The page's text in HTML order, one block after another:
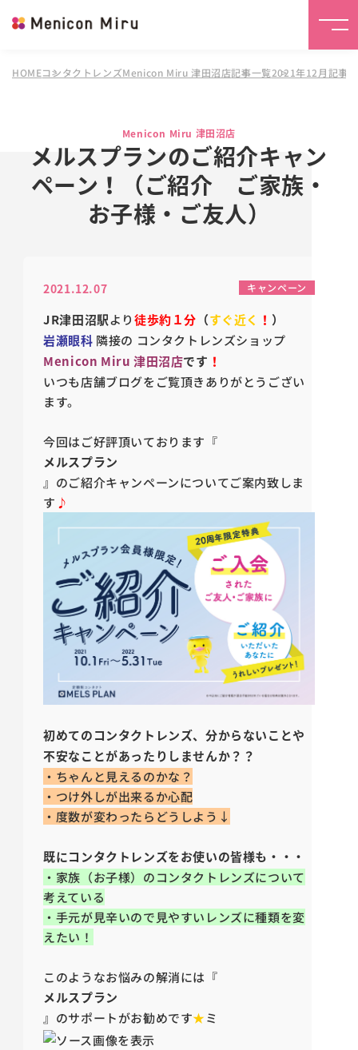
HOMEコンタクトレンズMenicon Miru 津田沼店記事一覧2021年12月記事
Menicon Miru 津田沼店
メルスプランのご紹介キャン
ペーン！（ご紹介 ご家族・
お子様・ご友人）
2021.12.07 キャンペーン
JR津田沼駅より徒歩約１分 （すぐ近く ！ ）
岩瀬眼科 隣接の コンタクトレンズショップ
Menicon Miru 津田沼店です ！
いつも店舗ブログをご覧頂きありがとうござい
ます。
今回はご好評頂いております『
メルスプラン
』のご紹介キャンペーンについてご案内致しま
す ♪
初めてのコンタクトレンズ、分からないことや
不安なことがあったりしませんか？？
・ちゃんと見えるのかな？
・つけ外しが出来るか心配
・度数が変わったらどうしよう↓
既にコンタクトレンズをお使いの皆様も・・・
・家族（お子様）のコンタクトレンズについて
考えている
・手元が見辛いので見やすいレンズに種類を変
えたい！
このようなお悩みの解消には『
メルスプラン
』のサポートがお勧めです★ミ